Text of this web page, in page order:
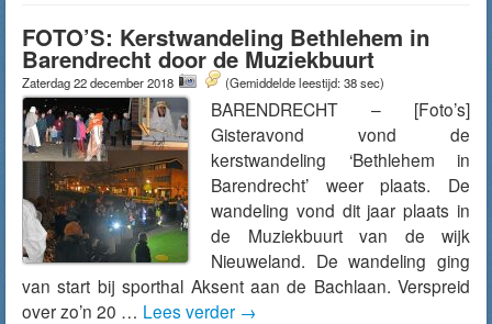
FOTO’S: Kerstwandeling Bethlehem in
Barendrecht door de Muziekbuurt
Zaterdag 22 december 2018 (Gemiddelde leestijd: 38 sec)
BARENDRECHT – [Foto’s]
Gisteravond vond de
kerstwandeling ‘Bethlehem in
Barendrecht’ weer plaats. De
wandeling vond dit jaar plaats in
de Muziekbuurt van de wijk
Nieuweland. De wandeling ging
van start bij sporthal Aksent aan de Bachlaan. Verspreid
over zo’n 20 … Lees verder →